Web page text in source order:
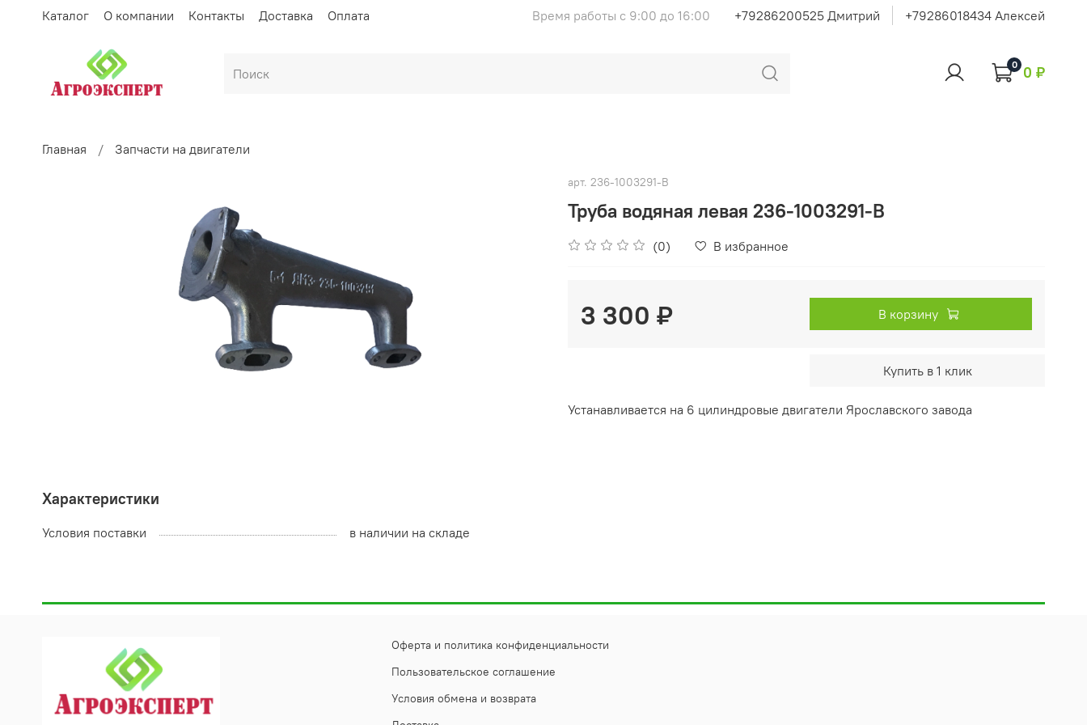
Каталог О компании Контакты Доставка Оплата Время работы с 9:00 до 16:00 +79286200525 Дмитрий +79286018434 Алексей
0 0 ₽
Главная Запчасти на двигатели
арт. 236-1003291-В
Труба водяная левая 236-1003291-В
(0) В избранное
3 300 ₽ В корзину
Купить в 1 клик
Устанавливается на 6 цилиндровые двигатели Ярославского завода
Характеристики
Условия поставки в наличии на складе
Оферта и политика конфиденциальности
Пользовательское соглашение
Условия обмена и возврата